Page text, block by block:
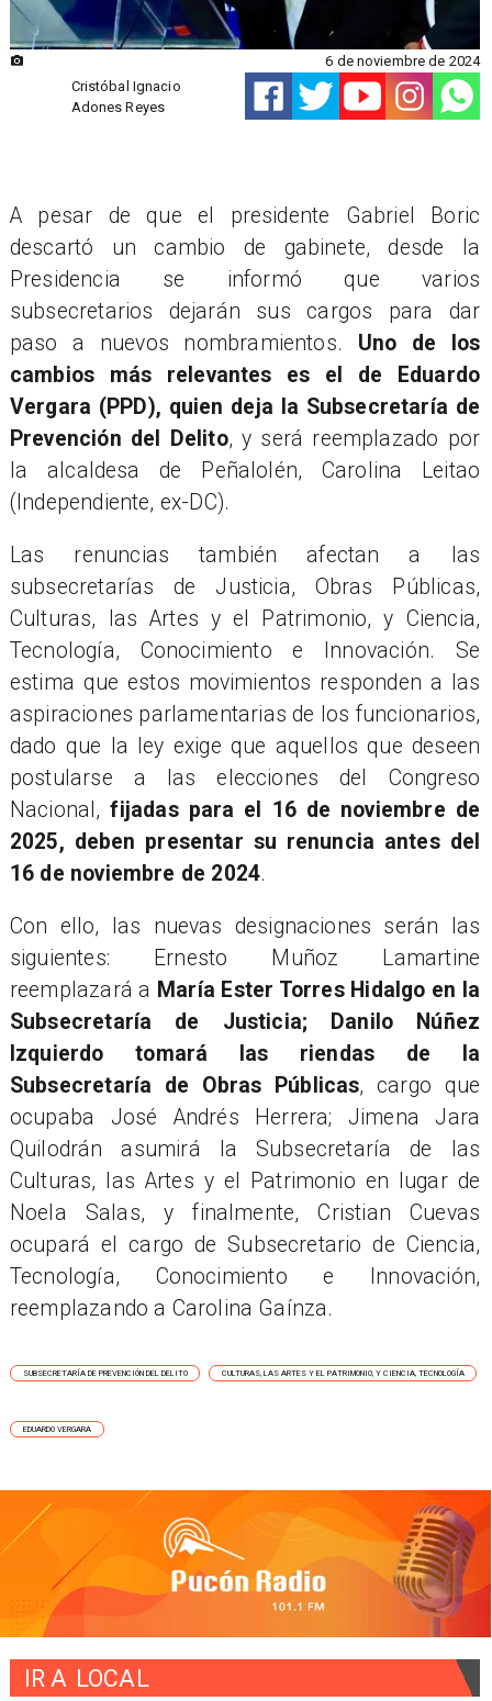
Cristóbal Ignacio
Adones Reyes
6 de noviembre de 2024
A pesar de que el presidente Gabriel Boric
descartó un cambio de gabinete, desde la
Presidencia se informó que varios
subsecretarios dejarán sus cargos para dar
paso a nuevos nombramientos. Uno de los
cambios más relevantes es el de Eduardo
Vergara (PPD), quien deja la Subsecretaría de
Prevención del Delito, y será reemplazado por
la alcaldesa de Peñalolén, Carolina Leitao
(Independiente, ex-DC).
Las renuncias también afectan a las
subsecretarías de Justicia, Obras Públicas,
Culturas, las Artes y el Patrimonio, y Ciencia,
Tecnología, Conocimiento e Innovación. Se
estima que estos movimientos responden a las
aspiraciones parlamentarias de los funcionarios,
dado que la ley exige que aquellos que deseen
postularse a las elecciones del Congreso
Nacional,fijadas para el 16 de noviembre de
2025, deben presentar su renuncia antes del
16 de noviembre de 2024.
Con ello, las nuevas designaciones serán las
siguientes: Ernesto Muñoz Lamartine
reemplazará a María Ester Torres Hidalgo en la
Subsecretaría de Justicia; Danilo Núñez
Izquierdo tomará las riendas de la
Subsecretaría de Obras Públicas, cargo que
ocupaba José Andrés Herrera; Jimena Jara
Quilodrán asumirá la Subsecretaría de las
Culturas, las Artes y el Patrimonio en lugar de
Noela Salas, y finalmente, Cristian Cuevas
ocupará el cargo de Subsecretario de Ciencia,
Tecnología, Conocimiento e Innovación,
reemplazando a Carolina Gaínza.
SUBSECRETARÍA DE PREVENCIÓN DEL DELITO CULTURAS, LAS ARTES Y EL PATRIMONIO, Y CIENCIA, TECNOLOGÍA
EDUARDO VERGARA
IR A LOCAL